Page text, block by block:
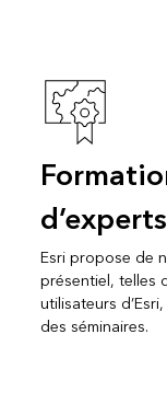
d’experts
Esri propose de
présentiel, telles
utilisateurs
des séminaires.